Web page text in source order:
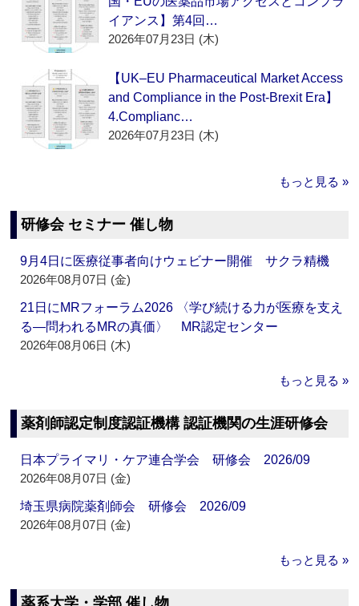
イアンス】第4回…
2026年07月23日 (木)
【UK–EU Pharmaceutical Market Access
and Compliance in the Post-Brexit Era】
4.Complianc…
2026年07月23日 (木)
もっと見る »
研修会 セミナー 催し物
9月4日に医療従事者向けウェビナー開催 サクラ精機
2026年08月07日 (金)
21日にMRフォーラム2026 〈学び続ける力が医療を支え
る―問われるMRの真価〉 MR認定センター
2026年08月06日 (木)
もっと見る »
薬剤師認定制度認証機構 認証機関の生涯研修会
日本プライマリ・ケア連合学会 研修会 2026/09
2026年08月07日 (金)
埼玉県病院薬剤師会 研修会 2026/09
2026年08月07日 (金)
もっと見る »